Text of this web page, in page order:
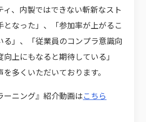
ィ、内製ではできない斬新なスト
となった」、「参加率が上がるこ
る」、「従業員のコンプラ意識向
上にもなると期待している」
多くいただいております。
ニング』紹介動画はこちら